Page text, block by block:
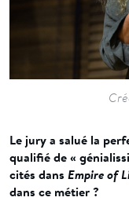
Le jury a salué la
qualifié de «
cités dans Empire of
dans ce métier ?